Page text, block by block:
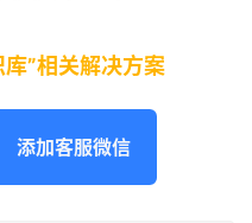
”相关解决方案
添加客服微信